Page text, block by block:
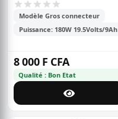
Modèle Gros connecteur
Puissance: 180W 19.5Volts/9Ah
8 000 F CFA
Qualité : Bon Etat